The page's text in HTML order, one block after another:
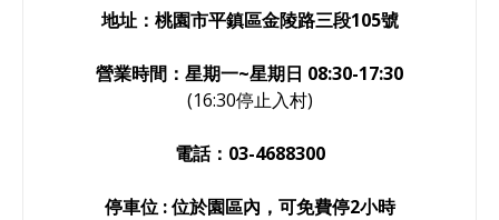
地址：桃園市平鎮區金陵路三段105號
營業時間：星期一~星期日 08:30-17:30
(16:30停止入村)
電話：03-4688300
停車位 : 位於園區內，可免費停2小時